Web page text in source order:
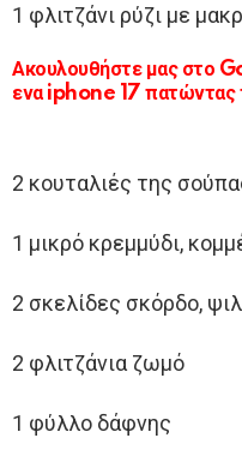
1 φλιτζάνι ρύζι με
Ακουλουθήστε μας στο
ενα iphone 17 πατώντας
2 κουταλιές της
1 μικρό κρεμμύδι,
2 σκελίδες σκόρδο,
2 φλιτζάνια ζωμό
1 φύλλο δάφνης